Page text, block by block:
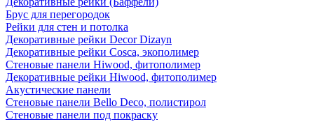
Брус для перегородок
Рейки для стен и потолка
Декоративные рейки Decor Dizayn
Декоративные рейки Cosca, экополимер
Стеновые панели Hiwood, фитополимер
Декоративные рейки Hiwood, фитополимер
Акустические панели
Стеновые панели Bello Deco, полистирол
Стеновые панели под покраску